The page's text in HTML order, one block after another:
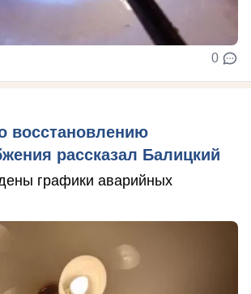
0
восстановлению
рассказал Балицкий
графики аварийных